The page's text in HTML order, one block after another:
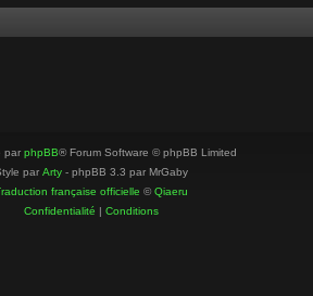
par phpBB® Forum Software © phpBB Limited
par Arty - phpBB 3.3 par MrGaby
française officielle ©Qiaeru
Confidentialité | Conditions